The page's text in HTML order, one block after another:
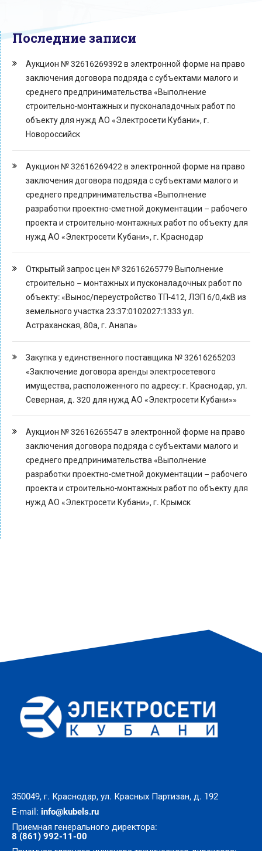
Последние записи
Аукцион № 32616269392 в электронной форме на право
заключения договора подряда с субъектами малого и
среднего предпринимательства «Выполнение
строительно-монтажных и пусконаладочных работ по
объекту для нужд АО «Электросети Кубани», г.
Новороссийск
Аукцион № 32616269422 в электронной форме на право
заключения договора подряда с субъектами малого и
среднего предпринимательства «Выполнение
разработки проектно-сметной документации – рабочего
проекта и строительно-монтажных работ по объекту для
нужд АО «Электросети Кубани», г. Краснодар
Открытый запрос цен № 32616265779 Выполнение
строительно – монтажных и пусконаладочных работ по
объекту: «Вынос/переустройство ТП-412, ЛЭП 6/0,4кВ из
земельного участка 23:37:0102027:1333 ул.
Астраханская, 80а, г. Анапа»
Закупка у единственного поставщика № 32616265203
«Заключение договора аренды электросетевого
имущества, расположенного по адресу: г. Краснодар, ул.
Северная, д. 320 для нужд АО «Электросети Кубани»»
Аукцион № 32616265547 в электронной форме на право
заключения договора подряда с субъектами малого и
среднего предпринимательства «Выполнение
разработки проектно-сметной документации – рабочего
проекта и строительно-монтажных работ по объекту для
нужд АО «Электросети Кубани», г. Крымск
350049, г. Краснодар, ул. Красных Партизан, д. 192
E-mail: info@kubels.ru
Приемная генерального директора:
8 (861) 992-11-00